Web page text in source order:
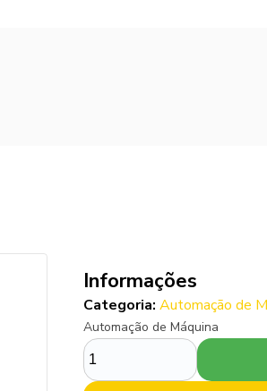
Informações
Categoria: Automação de
Automação de Máquina